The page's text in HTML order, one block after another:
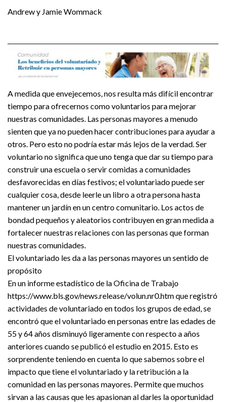
Andrew y Jamie Wommack
A medida que envejecemos, nos resulta más difícil encontrar
tiempo para ofrecernos como voluntarios para mejorar
nuestras comunidades. Las personas mayores a menudo
sienten que ya no pueden hacer contribuciones para ayudar a
otros. Pero esto no podría estar más lejos de la verdad. Ser
voluntario no significa que uno tenga que dar su tiempo para
construir una escuela o servir comidas a comunidades
desfavorecidas en días festivos; el voluntariado puede ser
cualquier cosa, desde leerle un libro a otra persona hasta
mantener un jardín en un centro comunitario. Los actos de
bondad pequeños y aleatorios contribuyen en gran medida a
fortalecer nuestras relaciones con las personas que forman
nuestras comunidades.
El voluntariado les da a las personas mayores un sentido de
propósito
En un informe estadístico de la Oficina de Trabajo
https://www.bls.gov/news.release/volun.nr0.htm que registró
actividades de voluntariado en todos los grupos de edad, se
encontró que el voluntariado en personas entre las edades de
55 y 64 años disminuyó ligeramente con respecto a años
anteriores cuando se publicó el estudio en 2015. Esto es
sorprendente teniendo en cuenta lo que sabemos sobre el
impacto que tiene el voluntariado y la retribución a la
comunidad en las personas mayores. Permite que muchos
sirvan a las causas que les apasionan al darles la oportunidad